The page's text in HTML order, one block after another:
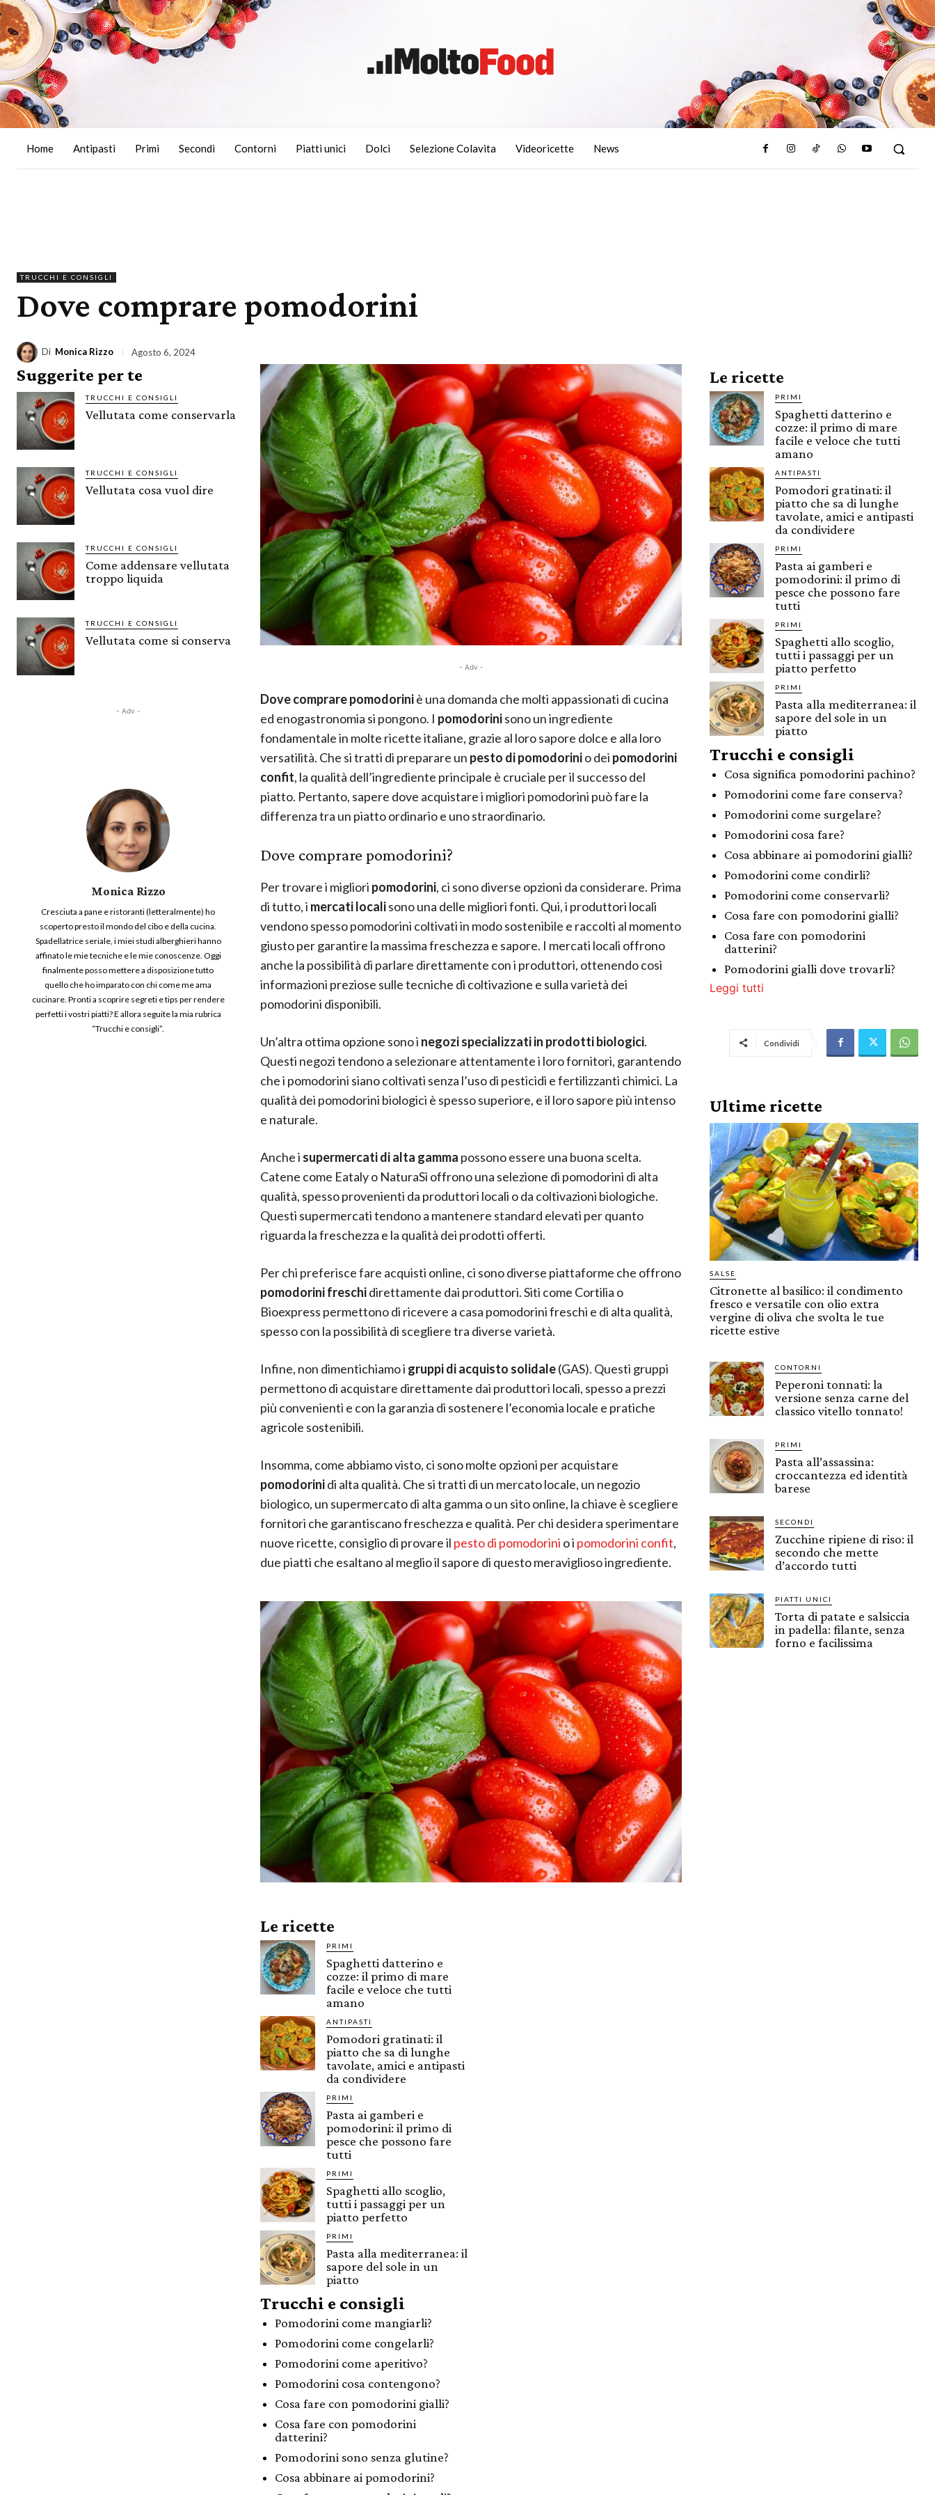
Home Antipasti Primi Secondi Contorni Piatti unici Dolci Selezione Colavita Videoricette News
TRUCCHI E CONSIGLI
Dove comprare pomodorini
Di Monica Rizzo Agosto 6, 2024
Suggerite per te
TRUCCHI E CONSIGLI
Vellutata come conservarla
TRUCCHI E CONSIGLI
Vellutata cosa vuol dire
TRUCCHI E CONSIGLI
Come addensare vellutata
troppo liquida
TRUCCHI E CONSIGLI
Vellutata come si conserva
- Adv -
Monica Rizzo
Cresciuta a pane e ristoranti (letteralmente) ho
scoperto presto il mondo del cibo e della cucina.
Spadellatrice seriale, i miei studi alberghieri hanno
affinato le mie tecniche e le mie conoscenze. Oggi
finalmente posso mettere a disposizione tutto
quello che ho imparato con chi come me ama
cucinare. Pronti a scoprire segreti e tips per rendere
perfetti i vostri piatti? E allora seguite la mia rubrica
“Trucchi e consigli”.
- Adv -
Dove comprare pomodoriniè una domanda che molti appassionati di cucina
ed enogastronomia si pongono. I pomodorinisono un ingrediente
fondamentale in molte ricette italiane, grazie al loro sapore dolce e alla loro
versatilità. Che si tratti di preparare un pesto di pomodorinio dei pomodorini
confit, la qualità dell’ingrediente principale è cruciale per il successo del
piatto. Pertanto, sapere dove acquistare i migliori pomodorini può fare la
differenza tra un piatto ordinario e uno straordinario.
Dove comprare pomodorini?
Per trovare i migliori pomodorini, ci sono diverse opzioni da considerare. Prima
di tutto, i mercati localisono una delle migliori fonti. Qui, i produttori locali
vendono spesso pomodorini coltivati in modo sostenibile e raccolti al momento
giusto per garantire la massima freschezza e sapore. I mercati locali offrono
anche la possibilità di parlare direttamente con i produttori, ottenendo così
informazioni preziose sulle tecniche di coltivazione e sulla varietà dei
pomodorini disponibili.
Un’altra ottima opzione sono i negozi specializzati in prodotti biologici.
Questi negozi tendono a selezionare attentamente i loro fornitori, garantendo
che i pomodorini siano coltivati senza l’uso di pesticidi e fertilizzanti chimici. La
qualità dei pomodorini biologici è spesso superiore, e il loro sapore più intenso
e naturale.
Anche i supermercati di alta gamma possono essere una buona scelta.
Catene come Eataly o NaturaSì offrono una selezione di pomodorini di alta
qualità, spesso provenienti da produttori locali o da coltivazioni biologiche.
Questi supermercati tendono a mantenere standard elevati per quanto
riguarda la freschezza e la qualità dei prodotti offerti.
Per chi preferisce fare acquisti online, ci sono diverse piattaforme che offrono
pomodorini freschidirettamente dai produttori. Siti come Cortilia o
Bioexpress permettono di ricevere a casa pomodorini freschi e di alta qualità,
spesso con la possibilità di scegliere tra diverse varietà.
Infine, non dimentichiamo i gruppi di acquisto solidale(GAS). Questi gruppi
permettono di acquistare direttamente dai produttori locali, spesso a prezzi
più convenienti e con la garanzia di sostenere l’economia locale e pratiche
agricole sostenibili.
Insomma, come abbiamo visto, ci sono molte opzioni per acquistare
pomodorinidi alta qualità. Che si tratti di un mercato locale, un negozio
biologico, un supermercato di alta gamma o un sito online, la chiave è scegliere
fornitori che garantiscano freschezza e qualità. Per chi desidera sperimentare
nuove ricette, consiglio di provare il pesto di pomodorini o i pomodorini confit,
due piatti che esaltano al meglio il sapore di questo meraviglioso ingrediente.
Le ricette
PRIMI
Spaghetti datterino e
cozze: il primo di mare
facile e veloce che tutti
amano
ANTIPASTI
Pomodori gratinati: il
piatto che sa di lunghe
tavolate, amici e antipasti
da condividere
PRIMI
Pasta ai gamberi e
pomodorini: il primo di
pesce che possono fare
tutti
PRIMI
Spaghetti allo scoglio,
tutti i passaggi per un
piatto perfetto
PRIMI
Pasta alla mediterranea: il
sapore del sole in un
piatto
Trucchi e consigli
Pomodorini come mangiarli?
Pomodorini come congelarli?
Pomodorini come aperitivo?
Pomodorini cosa contengono?
Cosa fare con pomodorini gialli?
Cosa fare con pomodorini
datterini?
Pomodorini sono senza glutine?
Cosa abbinare ai pomodorini?
Le ricette
PRIMI
Spaghetti datterino e
cozze: il primo di mare
facile e veloce che tutti
amano
ANTIPASTI
Pomodori gratinati: il
piatto che sa di lunghe
tavolate, amici e antipasti
da condividere
PRIMI
Pasta ai gamberi e
pomodorini: il primo di
pesce che possono fare
tutti
PRIMI
Spaghetti allo scoglio,
tutti i passaggi per un
piatto perfetto
PRIMI
Pasta alla mediterranea: il
sapore del sole in un
piatto
Trucchi e consigli
Cosa significa pomodorini pachino?
Pomodorini come fare conserva?
Pomodorini come surgelare?
Pomodorini cosa fare?
Cosa abbinare ai pomodorini gialli?
Pomodorini come condirli?
Pomodorini come conservarli?
Cosa fare con pomodorini gialli?
Cosa fare con pomodorini
datterini?
Pomodorini gialli dove trovarli?
Leggi tutti
Condividi
Ultime ricette
SALSE
Citronette al basilico: il condimento
fresco e versatile con olio extra
vergine di oliva che svolta le tue
ricette estive
CONTORNI
Peperoni tonnati: la
versione senza carne del
classico vitello tonnato!
PRIMI
Pasta all’assassina:
croccantezza ed identità
barese
SECONDI
Zucchine ripiene di riso: il
secondo che mette
d’accordo tutti
PIATTI UNICI
Torta di patate e salsiccia
in padella: filante, senza
forno e facilissima